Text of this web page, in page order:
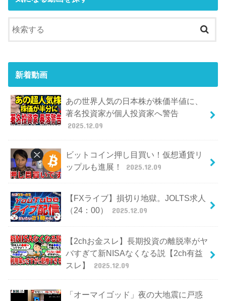
新着動画
あの世界人気の日本株が株価半値に、
著名投資家が個人投資家へ警告
2025.12.09
ビットコイン押し目買い！仮想通貨リ
ップルも進展！
2025.12.09
【FXライブ】損切り地獄。JOLTS求人
（24：00）
2025.12.09
【2chお金スレ】長期投資の離脱率がヤ
バすぎて新NISAなくなる説【2ch有益
スレ】
2025.12.09
「オーマイゴッド」夜の大地震に戸惑